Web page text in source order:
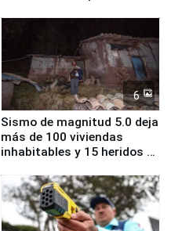
6
Sismo de magnitud 5.0 deja
más de 100 viviendas
inhabitables y 15 heridos en